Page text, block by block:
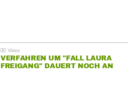
VERFAHREN UM "FALL LAURA
FREIGANG" DAUERT NOCH AN